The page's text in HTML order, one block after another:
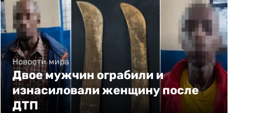
Новости мира
Двое мужчин ограбили и
изнасиловали женщину после
ДТП